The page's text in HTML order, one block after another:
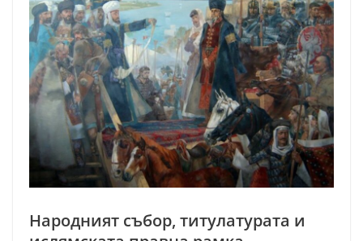
Народният събор, титулатурата и